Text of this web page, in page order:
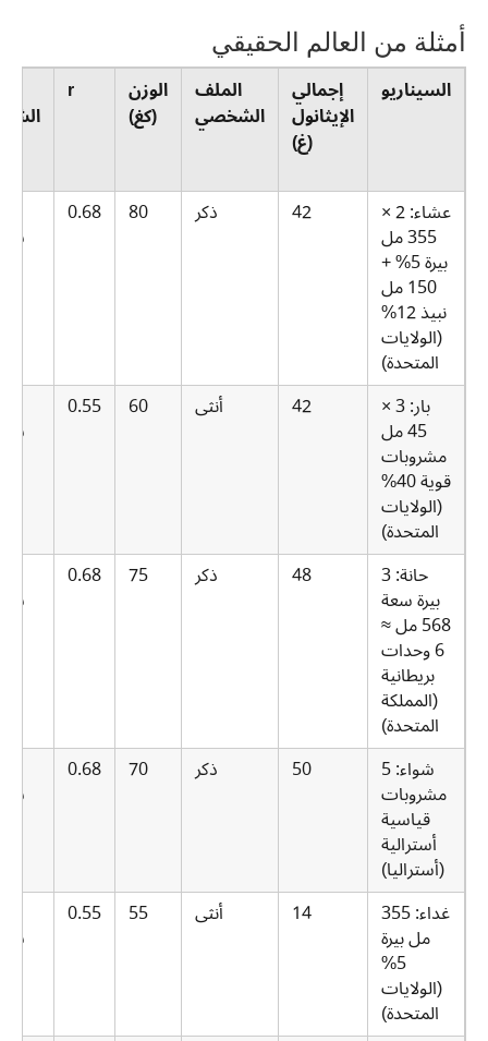
أمثلة من العالم الحقيقي
السيناريو إجمالي
الإيثانول
(غ)
الملف
الشخصي
الوزن
(كغ)
r
عشاء: 2 ×
355 مل
بيرة 5% +
150 مل
نبيذ 12%
(الولايات
المتحدة)
42 ذكر 80
0.68
بار: 3 ×
45 مل
مشروبات
قوية 40%
(الولايات
المتحدة)
42 أنثى 60
0.55
حانة: 3
بيرة سعة
568 مل ≈
6 وحدات
بريطانية
(المملكة
المتحدة)
48 ذكر 75
0.68
شواء: 5
مشروبات
قياسية
أسترالية
(أستراليا)
50 ذكر 70
0.68
غداء: 355
مل بيرة
5%
(الولايات
المتحدة)
14 أنثى 55
0.55